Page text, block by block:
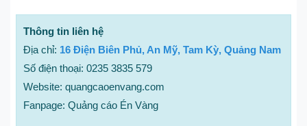
Thông tin liên hệ
Địa chỉ: 16 Điện Biên Phủ, An Mỹ, Tam Kỳ, Quảng Nam
Số điện thoại: 0235 3835 579
Website: quangcaoenvang.com
Fanpage: Quảng cáo Én Vàng